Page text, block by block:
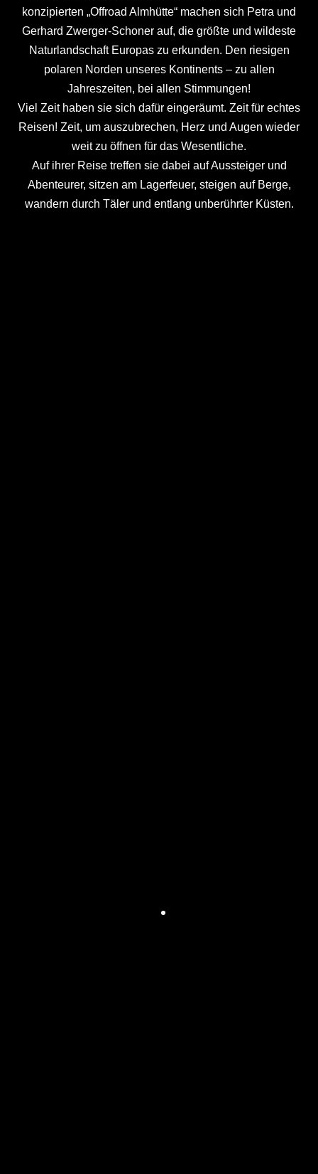
konzipierten „Offroad Almhütte“ machen sich Petra und
Gerhard Zwerger-Schoner auf, die größte und wildeste
Naturlandschaft Europas zu erkunden. Den riesigen
polaren Norden unseres Kontinents – zu allen
Jahreszeiten, bei allen Stimmungen!
Viel Zeit haben sie sich dafür eingeräumt. Zeit für echtes
Reisen! Zeit, um auszubrechen, Herz und Augen wieder
weit zu öffnen für das Wesentliche.
Auf ihrer Reise treffen sie dabei auf Aussteiger und
Abenteurer, sitzen am Lagerfeuer, steigen auf Berge,
wandern durch Täler und entlang unberührter Küsten.